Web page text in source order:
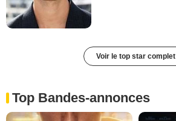
Voir le top star complet
Top Bandes-annonces